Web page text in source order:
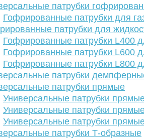
патрубки
Гофрированные патрубки для
патрубки для
Гофрированные патрубки L400
Гофрированные патрубки L600
Гофрированные патрубки L800
патрубки
патрубки прямые
Универсальные патрубки
Универсальные патрубки
Универсальные патрубки
патрубки Т-образные